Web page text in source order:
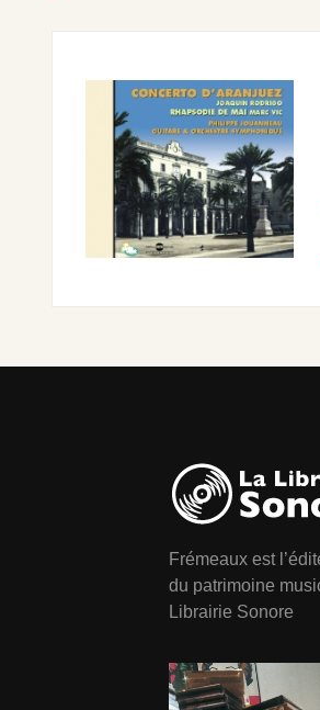
Frémeaux est
du patrimoine
Librairie Sonore